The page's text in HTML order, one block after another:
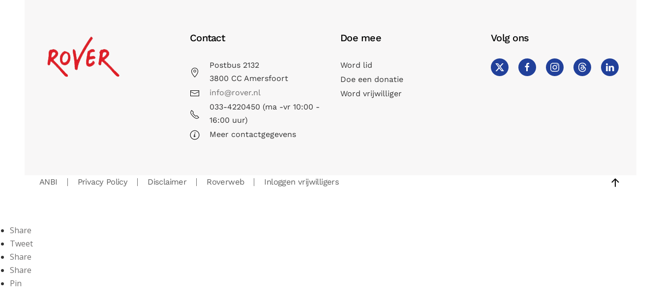
Contact
Postbus 2132
3800 CC Amersfoort
info@rover.nl
033-4220450 (ma -vr 10:00 -
16:00 uur)
Meer contactgegevens
Doe mee
Word lid
Doe een donatie
Word vrijwilliger
Volg ons
ANBI Privacy Policy Disclaimer Roverweb Inloggen vrijwilligers
Share
Tweet
Share
Share
Pin